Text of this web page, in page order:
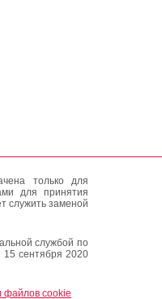
только для
для принятия
служить заменой
службой по
15 сентября 2020
файлов cookie